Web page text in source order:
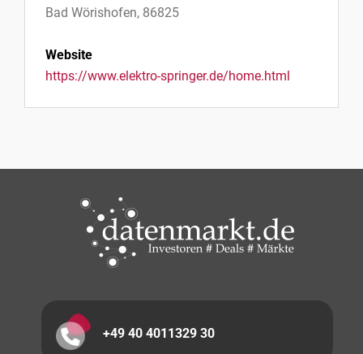
Bad Wörishofen, 86825
Website
https://www.elektro-springer.de/home.html
+49 40 4011329 30